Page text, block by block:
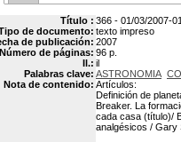
Título : 366 - 01/03/2007-
de documento: texto impreso
de publicación: 2007
Número de páginas: 96 p.
Il.: il
Palabras clave: ASTRONOMIA
Nota de contenido: Artículos:
Definición de
Breaker. La
cada casa (título)/
analgésicos / Gary